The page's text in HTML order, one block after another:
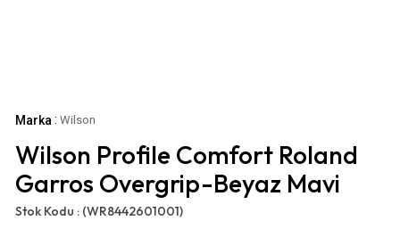
Marka : Wilson
Wilson Profile Comfort Roland
Garros Overgrip-Beyaz Mavi
Stok Kodu : (WR8442601001)